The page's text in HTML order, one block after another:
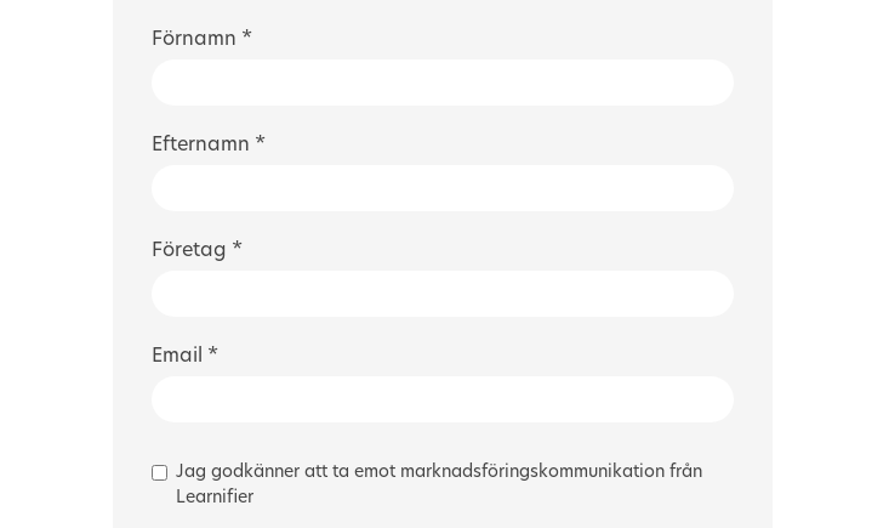
Förnamn *
Efternamn *
Företag *
Email *
Jag godkänner att ta emot marknadsföringskommunikation från
Learnifier